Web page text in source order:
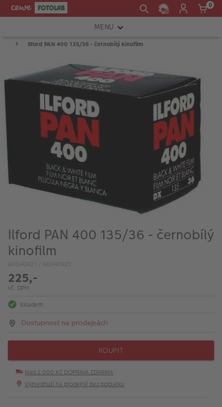
0
MENU
FOTOAPARÁTY
TISKÁRNY A SKENERY
FOTOBRAŠNY
PŘÍSLUŠENSTVÍ
RÁMEČKY
FOTO BAZAR
Akce a slevy
Fotoprodukty
Ilford PAN 400 135/36 - černobílý kinofilm
Ilford PAN 400 135/36 - černobílý
kinofilm
80040821 / 80040821
225,-
vč. DPH
Skladem
Dostupnost na prodejnách
KOUPIT
Nad 2 000 Kč DOPRAVA ZDARMA
Vyzvednutí na prodejně bez poplatku